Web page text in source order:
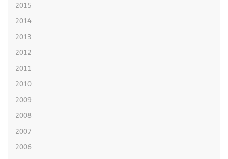
2015
2014
2013
2012
2011
2010
2009
2008
2007
2006